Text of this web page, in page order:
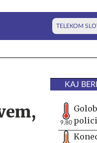
TELEKOM
KAJ
9,80